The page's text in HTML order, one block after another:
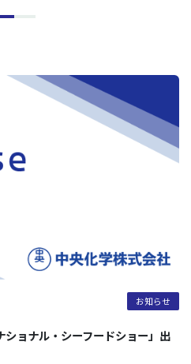
お知らせ
ショナル・シーフードショー」出